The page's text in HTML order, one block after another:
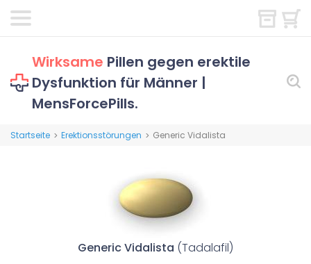
Wirksame Pillen gegen erektile
Dysfunktion für Männer |
MensForcePills.
Startseite > Erektionsstörungen > Generic Vidalista
Generic Vidalista (Tadalafil)